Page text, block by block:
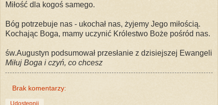
Miłość dla kogoś samego.
Bóg potrzebuje nas - ukochał nas, żyjemy Jego miłością.
Kochając Boga, mamy uczynić Królestwo Boże pośród nas.
św.Augustyn podsumował przesłanie z dzisiejszej Ewangeli
Miłuj Boga i czyń, co chcesz
Brak komentarzy:
Udostępnij